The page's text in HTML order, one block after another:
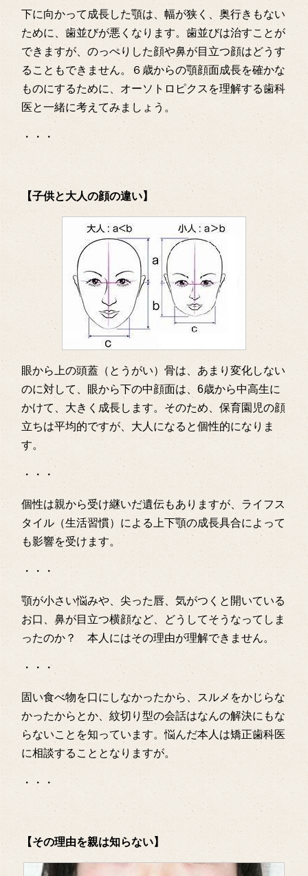
下に向かって成長した顎は、幅が狭く、奥行きもない
ために、歯並びが悪くなります。歯並びは治すことが
できますが、のっぺりした顔や鼻が目立つ顔はどうす
ることもできません。６歳からの顎顔面成長を確かな
ものにするために、オーソトロピクスを理解する歯科
医と一緒に考えてみましょう。
・・・
【子供と大人の顔の違い】
眼から上の頭蓋（とうがい）骨は、あまり変化しない
のに対して、眼から下の中顔面は、6歳から中高生に
かけて、大きく成長します。そのため、保育園児の顔
立ちは平均的ですが、大人になると個性的になりま
す。
・・・
個性は親から受け継いだ遺伝もありますが、ライフス
タイル（生活習慣）による上下顎の成長具合によって
も影響を受けます。
・・・
顎が小さい悩みや、尖った唇、気がつくと開いている
お口、鼻が目立つ横顔など、どうしてそうなってしま
ったのか？ 本人にはその理由が理解できません。
・・・
固い食べ物を口にしなかったから、スルメをかじらな
かったからとか、紋切り型の会話はなんの解決にもな
らないことを知っています。悩んだ本人は矯正歯科医
に相談することとなりますが。
・・・
【その理由を親は知らない】